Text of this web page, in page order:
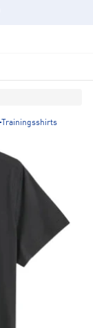
Trainingsshirts